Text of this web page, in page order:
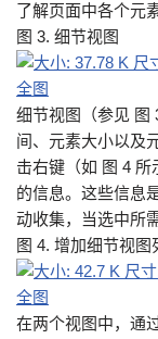
了解页面中各个元
图 3. 细节视图
细节视图（参见 图
间、元素大小以及
击右键（如 图 4
的信息。这些信息
动收集，当选中所
图 4. 增加细节视图
在两个视图中，通